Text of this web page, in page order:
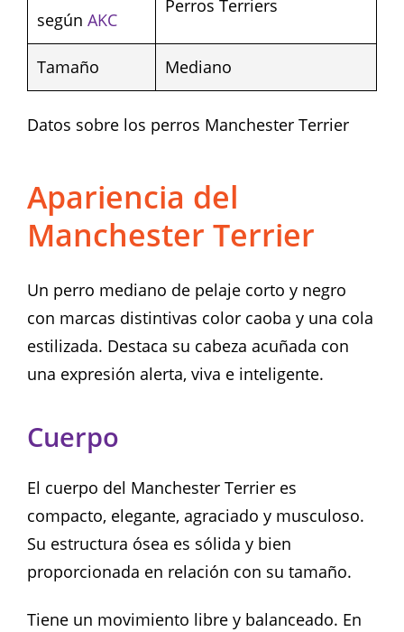
según AKC
Perros Terriers
Tamaño Mediano
Datos sobre los perros Manchester Terrier
Apariencia del
Manchester Terrier
Un perro mediano de pelaje corto y negro
con marcas distintivas color caoba y una cola
estilizada. Destaca su cabeza acuñada con
una expresión alerta, viva e inteligente.
Cuerpo
El cuerpo del Manchester Terrier es
compacto, elegante, agraciado y musculoso.
Su estructura ósea es sólida y bien
proporcionada en relación con su tamaño.
Tiene un movimiento libre y balanceado. En